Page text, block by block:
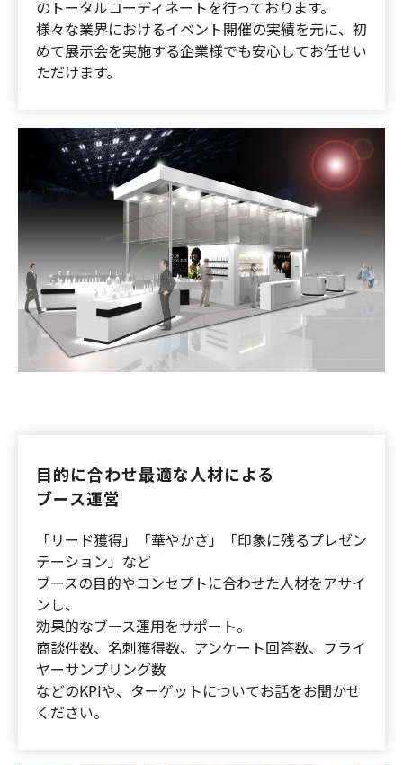
のトータルコーディネートを行っております。
様々な業界におけるイベント開催の実績を元に、初
めて展示会を実施する企業様でも安心してお任せい
ただけます。
目的に合わせ最適な人材による
ブース運営
「リード獲得」「華やかさ」「印象に残るプレゼン
テーション」など
ブースの目的やコンセプトに合わせた人材をアサイ
ンし、
効果的なブース運用をサポート。
商談件数、名刺獲得数、アンケート回答数、フライ
ヤーサンプリング数
などのKPIや、ターゲットについてお話をお聞かせ
ください。